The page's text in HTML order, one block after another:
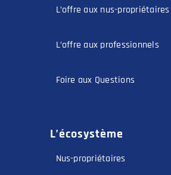
L’offre aux nus-propriétaires
L’offre aux professionnels
Foire aux Questions
L’écosystème
Nus-propriétaires